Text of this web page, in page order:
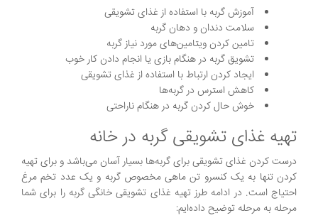
آموزش گربه با استفاده از غذای تشویقی
سلامت دندان و دهان گربه
تامین کردن ویتامین‌های مورد نیاز گربه
تشویق گربه در هنگام بازی یا انجام دادن کار خوب
ایجاد کردن ارتباط با استفاده از غذای تشویقی
کاهش استرس در گربه‌ها
خوش حال کردن گربه در هنگام ناراحتی
تهیه غذای تشویقی گربه در خانه
درست کردن غذای تشویقی برای گربه‌ها بسیار آسان می‌باشد و برای تهیه
کردن تنها به یک کنسرو تن ماهی مخصوص گربه و یک عدد تخم مرغ
احتیاج است. در ادامه طرز تهیه غذای تشویقی خانگی گربه را برای شما
مرحله به مرحله توضیح داده‌ایم: